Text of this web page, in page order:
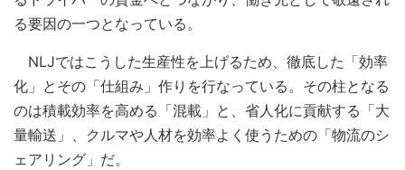
る要因の一つとなっている。
NLJではこうした生産性を上げるため、徹底した「効率
化」とその「仕組み」作りを行なっている。その柱となる
のは積載効率を高める「混載」と、省人化に貢献する「大
量輸送」、クルマや人材を効率よく使うための「物流のシ
ェアリング」だ。